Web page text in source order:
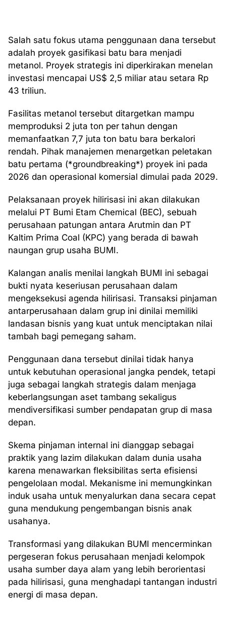
Salah satu fokus utama penggunaan dana tersebut
adalah proyek gasifikasi batu bara menjadi
metanol. Proyek strategis ini diperkirakan menelan
investasi mencapai US$ 2,5 miliar atau setara Rp
43 triliun.
Fasilitas metanol tersebut ditargetkan mampu
memproduksi 2 juta ton per tahun dengan
memanfaatkan 7,7 juta ton batu bara berkalori
rendah. Pihak manajemen menargetkan peletakan
batu pertama (*groundbreaking*) proyek ini pada
2026 dan operasional komersial dimulai pada 2029.
Pelaksanaan proyek hilirisasi ini akan dilakukan
melalui PT Bumi Etam Chemical (BEC), sebuah
perusahaan patungan antara Arutmin dan PT
Kaltim Prima Coal (KPC) yang berada di bawah
naungan grup usaha BUMI.
Kalangan analis menilai langkah BUMI ini sebagai
bukti nyata keseriusan perusahaan dalam
mengeksekusi agenda hilirisasi. Transaksi pinjaman
antarperusahaan dalam grup ini dinilai memiliki
landasan bisnis yang kuat untuk menciptakan nilai
tambah bagi pemegang saham.
Penggunaan dana tersebut dinilai tidak hanya
untuk kebutuhan operasional jangka pendek, tetapi
juga sebagai langkah strategis dalam menjaga
keberlangsungan aset tambang sekaligus
mendiversifikasi sumber pendapatan grup di masa
depan.
Skema pinjaman internal ini dianggap sebagai
praktik yang lazim dilakukan dalam dunia usaha
karena menawarkan fleksibilitas serta efisiensi
pengelolaan modal. Mekanisme ini memungkinkan
induk usaha untuk menyalurkan dana secara cepat
guna mendukung pengembangan bisnis anak
usahanya.
Transformasi yang dilakukan BUMI mencerminkan
pergeseran fokus perusahaan menjadi kelompok
usaha sumber daya alam yang lebih berorientasi
pada hilirisasi, guna menghadapi tantangan industri
energi di masa depan.